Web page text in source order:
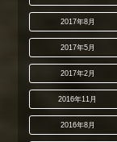
2017年8月
2017年5月
2017年2月
2016年11月
2016年8月